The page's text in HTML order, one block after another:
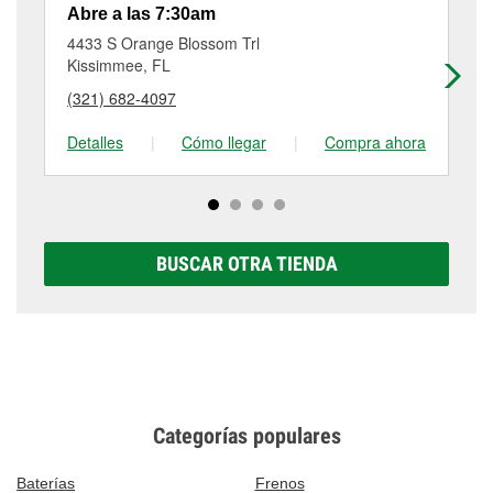
contáctanos al(407) 520-5172
Pleasant Hill Road, Kissimmee, FL.
necesarios para completar el servicio. Los servicios
adicionales, como el rectificado de discos y
tambores de freno, tienen un pequeño costo que
tienda #4792 para obtener más información.
Abre a las 7:30am
4433 S Orange Blossom Trl
Kissimmee, FL
(321) 682-4097
Detalles
| Cómo llegar | Compra ahora
BUSCAR OTRA TIENDA
Categorías populares
Baterías
Frenos